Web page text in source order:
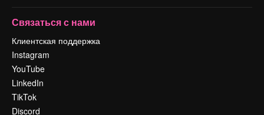
Связаться с нами
Клиентская поддержка
Instagram
YouTube
LinkedIn
TikTok
Discord